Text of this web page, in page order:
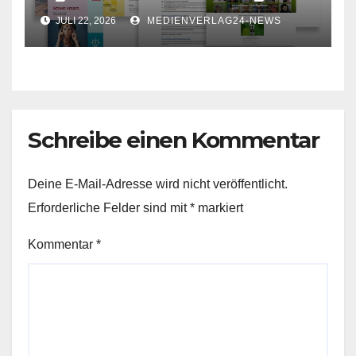
für Ihr Unternehmen
JULI 22, 2026 MEDIENVERLAG24-NEWS
Schreibe einen Kommentar
Deine E-Mail-Adresse wird nicht veröffentlicht.
Erforderliche Felder sind mit* markiert
Kommentar *